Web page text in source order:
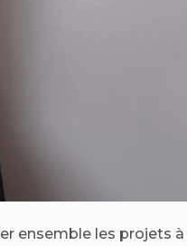
ensemble les projets